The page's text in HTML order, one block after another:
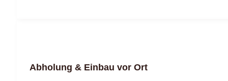
Abholung & Einbau vor Ort